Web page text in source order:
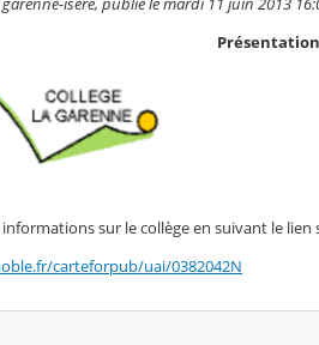
informations sur le collège en suivant le lien
carteforpub/uai/0382042N